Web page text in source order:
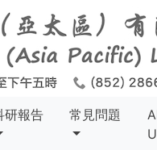
研報告 常見問題